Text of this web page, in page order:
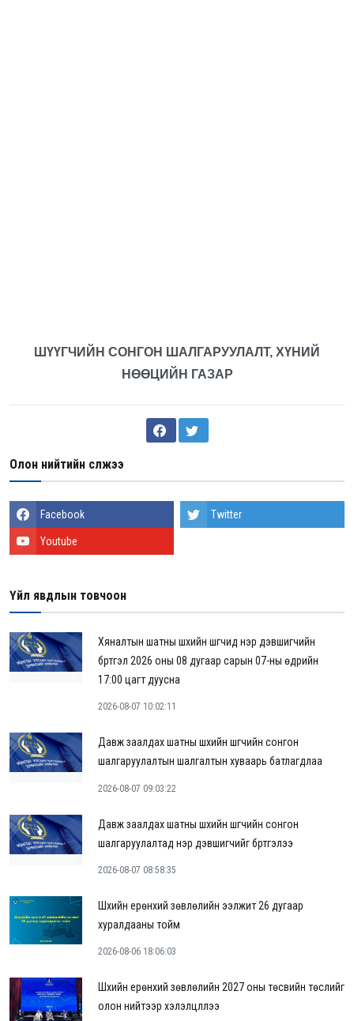
ШҮҮГЧИЙН СОНГОН ШАЛГАРУУЛАЛТ, ХҮНИЙ
НӨӨЦИЙН ГАЗАР
Олон нийтийн сүлжээ
Facebook Twitter
Youtube
Үйл явдлын товчоон
Хяналтын шатны шүүхийн шүүгчид нэр дэвшигчийн
бүртгэл 2026 оны 08 дугаар сарын 07-ны өдрийн
17:00 цагт дуусна
2026-08-07 10:02:11
Давж заалдах шатны шүүхийн шүүгчийн сонгон
шалгаруулалтын шалгалтын хуваарь батлагдлаа
2026-08-07 09:03:22
Давж заалдах шатны шүүхийн шүүгчийн сонгон
шалгаруулалтад нэр дэвшигчийг бүртгэлээ
2026-08-07 08:58:35
Шүүхийн ерөнхий зөвлөлийн ээлжит 26 дугаар
хуралдааны тойм
2026-08-06 18:06:03
Шүүхийн ерөнхий зөвлөлийн 2027 оны төсвийн төслийг
олон нийтээр хэлэлцүүллээ